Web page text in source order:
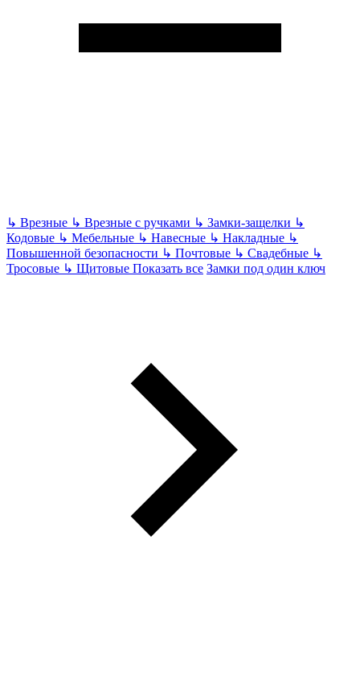
↳ Врезные ↳ Врезные с ручками ↳ Замки-защелки ↳
Кодовые ↳ Мебельные ↳ Навесные ↳ Накладные ↳
Повышенной безопасности ↳ Почтовые ↳ Свадебные ↳
Тросовые ↳ Щитовые Показать все Замки под один ключ